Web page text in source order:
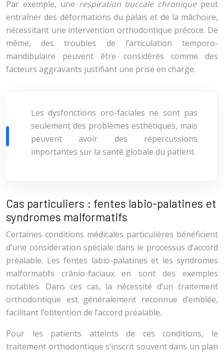
Par exemple, une respiration buccale chronique peut
entraîner des déformations du palais et de la mâchoire,
nécessitant une intervention orthodontique précoce. De
même, des troubles de l’articulation temporo-
mandibulaire peuvent être considérés comme des
facteurs aggravants justifiant une prise en charge.
Les dysfonctions oro-faciales ne sont pas
seulement des problèmes esthétiques, mais
peuvent avoir des répercussions
importantes sur la santé globale du patient.
Cas particuliers : fentes labio-palatines et
syndromes malformatifs
Certaines conditions médicales particulières bénéficient
d’une considération spéciale dans le processus d’accord
préalable. Les fentes labio-palatines et les syndromes
malformatifs crânio-faciaux en sont des exemples
notables. Dans ces cas, la nécessité d’un traitement
orthodontique est généralement reconnue d’emblée,
facilitant l’obtention de l’accord préalable.
Pour les patients atteints de ces conditions, le
traitement orthodontique s’inscrit souvent dans un plan